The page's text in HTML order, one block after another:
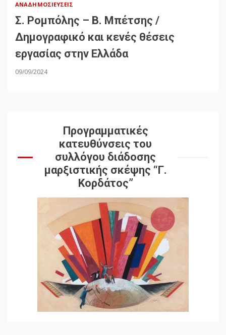
ΑΝΑΔΗΜΟΣΙΕΎΣΕΙΣ
Σ. Ρομπόλης – Β. Μπέτσης /
Δημογραφικό και κενές θέσεις
εργασίας στην Ελλάδα
09/09/2024
Προγραμματικές
κατευθύνσεις του
συλλόγου διάδοσης
μαρξιστικής σκέψης “Γ.
Κορδάτος”